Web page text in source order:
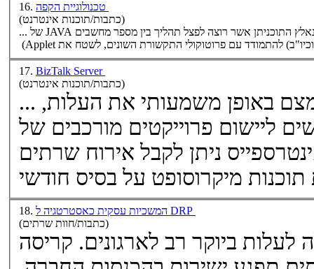
16.
(כתבות/תוכנות אינטרנט)
... של JAVA להפעלת תהליכים מבוזרים. עד להשקתה של שיטה זו נאלץ התוכניתן אשר רוצה לפצל תהליך בין מספר מחשבים
17. BizTalk Server
(כתבות/תוכנות אינטרנט)
... המיועדת לסייע לך לצמצם באופן משמעותי את העלות,
ליישום פרוייקטים מורכבים של
שרתים
18.
המשכיות עסקית כאסטרטגיה ל DRP
(כתבות/חוות שרתים)
אי זמינות אינפורמציה עלולה לעלות ביוקר רב לארגונים. קריסה